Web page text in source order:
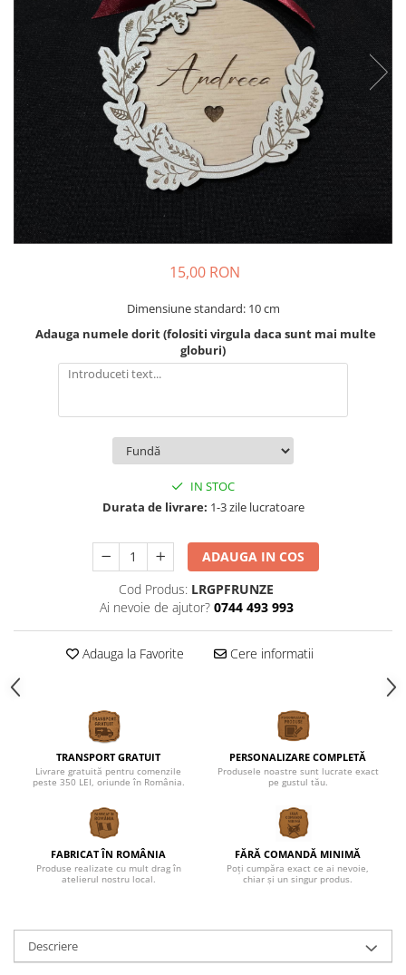
Decoratiuni Craciun
Pachete cadou Craciun
Decoratiuni Paste
Valentines Day
Cadouri indragostiti
1-8 Martie
Scoala/Absolvire
15,00 RON
Dimensiune standard: 10 cm
Adauga numele dorit (folositi virgula daca sunt mai multe
globuri)
IN STOC
Durata de livrare: 1-3 zile lucratoare
ADAUGA IN COS
Cod Produs: LRGPFRUNZE
Ai nevoie de ajutor? 0744 493 993
Adauga la Favorite Cere informatii
TRANSPORT GRATUIT
Livrare gratuită pentru comenzile
peste 350 LEI, oriunde în România.
PERSONALIZARE COMPLETĂ
Produsele noastre sunt lucrate exact
pe gustul tău.
FABRICAT ÎN ROMÂNIA
Produse realizate cu mult drag în
atelierul nostru local.
FĂRĂ COMANDĂ MINIMĂ
Poți cumpăra exact ce ai nevoie,
chiar și un singur produs.
Descriere